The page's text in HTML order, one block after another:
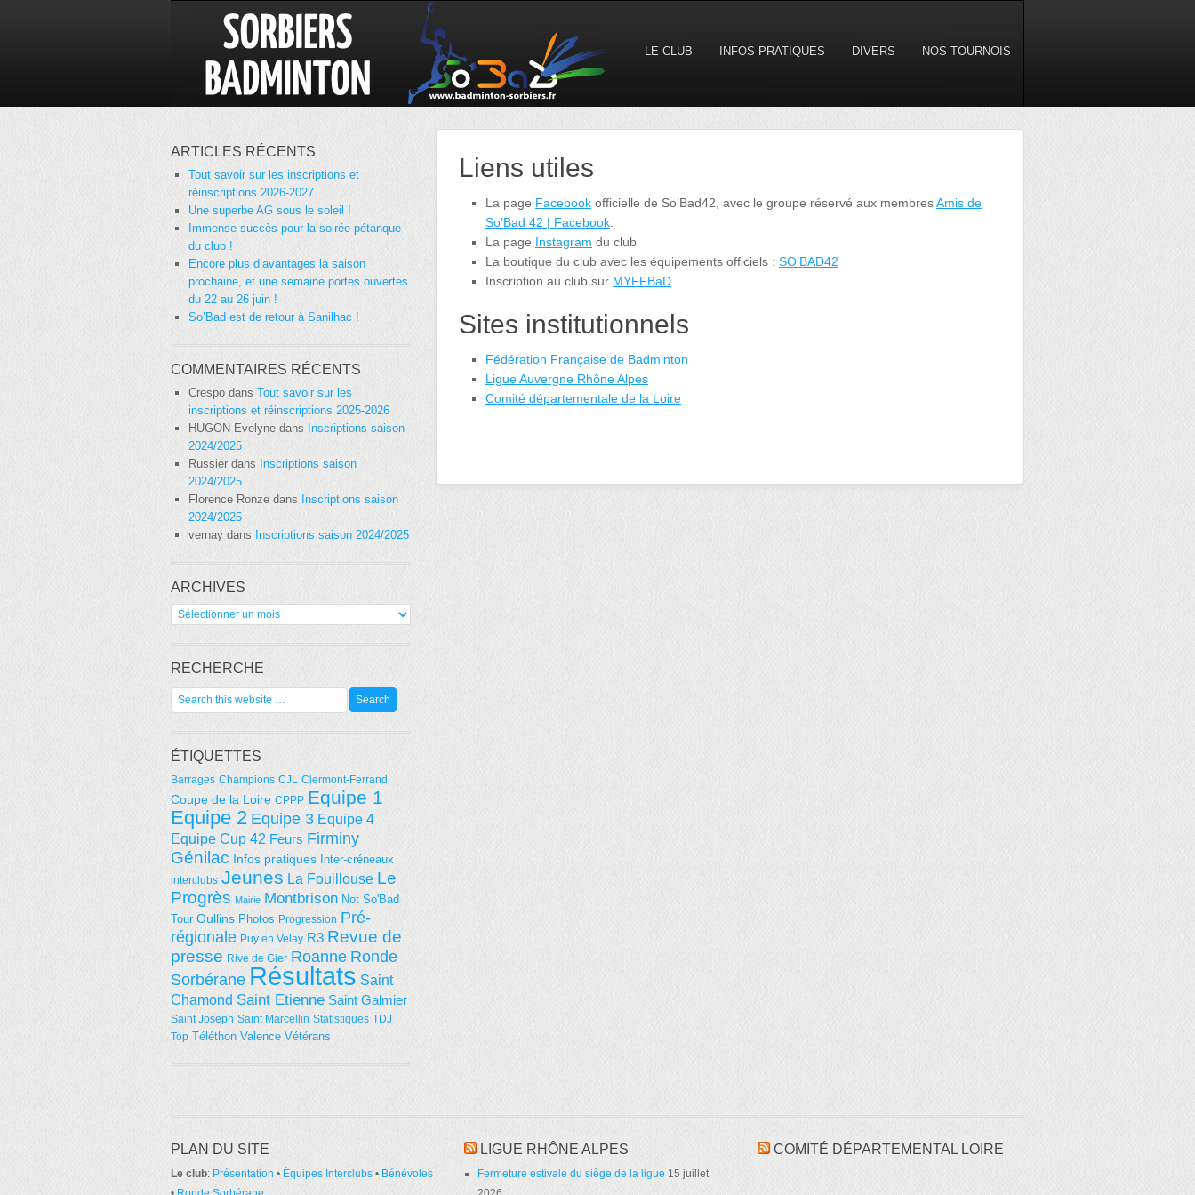
LE CLUB INFOS PRATIQUES DIVERS NOS TOURNOIS
Liens utiles
La page Facebook officielle de So’Bad42, avec le groupe réservé aux membresAmis de
So’Bad 42 | Facebook
La page Instagram du club
La boutique du club avec les équipements officiels : SO’BAD42
Inscription au club sur MYFFBaD
Sites institutionnels
Fédération Française de Badminton
Ligue Auvergne Rhône Alpes
Comité départementale de la Loire
ARTICLES RÉCENTS
Tout savoir sur les inscriptions et
réinscriptions 2026-2027
Une superbe AG sous le soleil !
Immense succès pour la soirée pétanque
du club !
Encore plus d’avantages la saison
prochaine, et une semaine portes ouvertes
du 22 au 26 juin !
So’Bad est de retour à Sanilhac !
COMMENTAIRES RÉCENTS
Crespo dans Tout savoir sur les
inscriptions et réinscriptions 2025-2026
HUGON Evelyne dans
Inscriptions saison
2024/2025
Russier dans Inscriptions saison
2024/2025
Florence Ronze dans Inscriptions saison
2024/2025
vernay dans Inscriptions saison 2024/2025
ARCHIVES
Archives
RECHERCHE
ÉTIQUETTES
Barrages Champions CJL Clermont-Ferrand
Coupe de la Loire CPPP Equipe 1
Equipe 2 Equipe 3 Equipe 4
Equipe Cup 42 Feurs Firminy
Génilac Infos pratiques Inter-créneaux
interclubs Jeunes La Fouillouse Le
Progrès Mairie Montbrison Not So'Bad
Tour Oullins Photos Progression Pré-
régionale Puy en Velay R3 Revue de
presse Rive de Gier Roanne Ronde
Sorbérane Résultats Saint
Chamond Saint Etienne Saint Galmier
Saint Joseph Saint Marcellin Statistiques TDJ
Top Téléthon Valence Vétérans
PLAN DU SITE
Le club: Présentation • Équipes Interclubs • Bénévoles
LIGUE RHÔNE ALPES
Fermeture estivale du siège de la ligue 15 juillet
COMITÉ DÉPARTEMENTAL LOIRE